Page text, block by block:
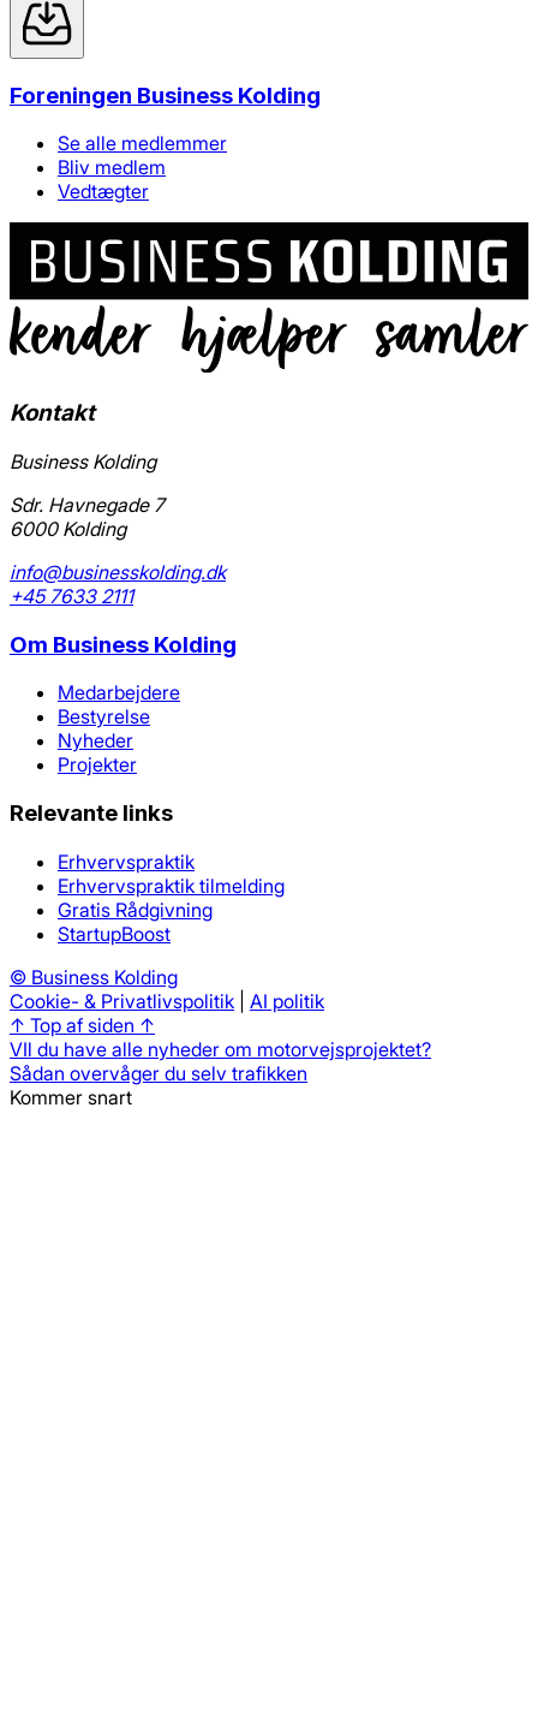
Foreningen Business Kolding
Se alle medlemmer
Bliv medlem
Vedtægter
Kontakt
Business Kolding
Sdr. Havnegade 7
6000 Kolding
info@businesskolding.dk
+45 7633 2111
Om Business Kolding
Medarbejdere
Bestyrelse
Nyheder
Projekter
Relevante links
Erhvervspraktik
Erhvervspraktik tilmelding
Gratis Rådgivning
StartupBoost
© Business Kolding
Cookie- & Privatlivspolitik
AI politik
↑ Top af siden ↑
VIl du have alle nyheder om motorvejsprojektet?
Sådan overvåger du selv trafikken
Kommer snart